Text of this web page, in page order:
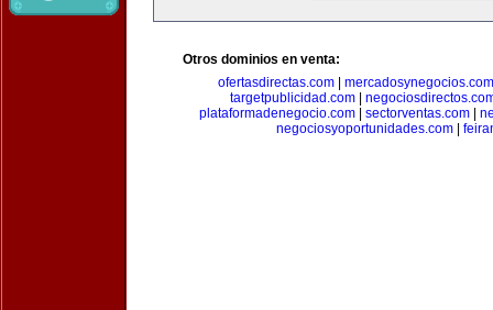
Otros dominios en venta:
ofertasdirectas.com
mercadosynegocios.com
targetpublicidad.com
plataformadenegocio.com| sectorventas.com|
negociosyoportunidades.com